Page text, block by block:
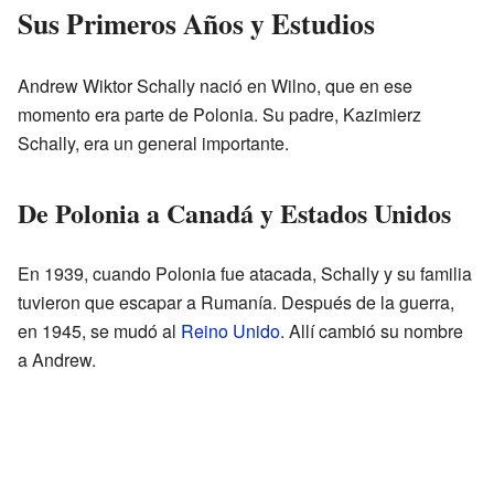
Sus Primeros Años y Estudios
Andrew Wiktor Schally nació en Wilno, que en ese
momento era parte de Polonia. Su padre, Kazimierz
Schally, era un general importante.
De Polonia a Canadá y Estados Unidos
En 1939, cuando Polonia fue atacada, Schally y su familia
tuvieron que escapar a Rumanía. Después de la guerra,
en 1945, se mudó al Reino Unido. Allí cambió su nombre
a Andrew.